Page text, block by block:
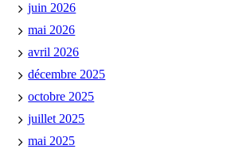
juin 2026
mai 2026
avril 2026
décembre 2025
octobre 2025
juillet 2025
mai 2025